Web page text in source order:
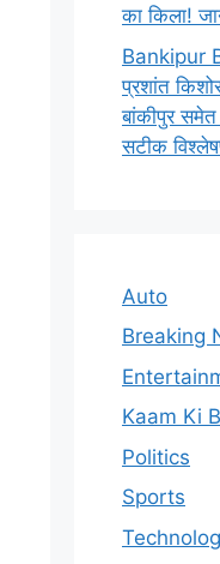
का किला!
Bankipur
प्रशांत
बांकीपुर
सटीक
Auto
Breaking
Kaam Ki
Politics
Sports